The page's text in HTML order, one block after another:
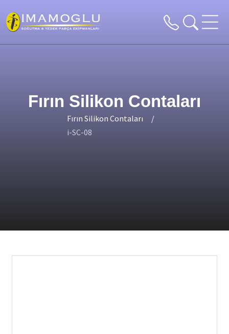
Fırın Silikon Contaları
Fırın Silikon Contaları
i-SC-08